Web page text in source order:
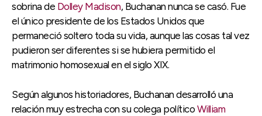
sobrina de Dolley Madison, Buchanan nunca se casó. Fue
el único presidente de los Estados Unidos que
permaneció soltero toda su vida, aunque las cosas tal vez
pudieron ser diferentes si se hubiera permitido el
matrimonio homosexual en el siglo XIX.
Según algunos historiadores, Buchanan desarrolló una
relación muy estrecha con su colega político William